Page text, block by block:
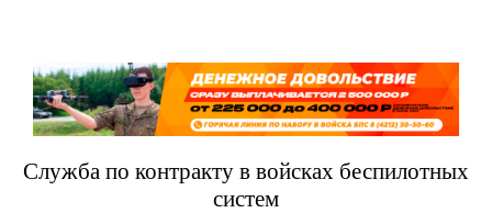
Служба по контракту в войсках беспилотных
систем